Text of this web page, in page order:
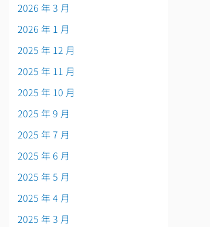
2026 年 3 月
2026 年 1 月
2025 年 12 月
2025 年 11 月
2025 年 10 月
2025 年 9 月
2025 年 7 月
2025 年 6 月
2025 年 5 月
2025 年 4 月
2025 年 3 月